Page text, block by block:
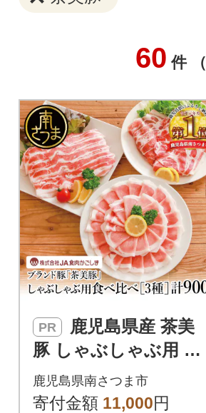
60 件
PR
豚 しゃぶしゃぶ用 3
種食べ比べセット 計9
00g(300g×3P)
鹿児島県南さつま市
寄付金額 11,000円